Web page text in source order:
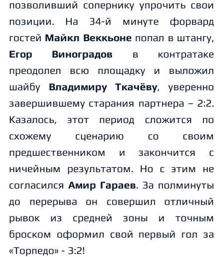
позволивший сопернику упрочить свои
позиции. На 34-й минуте форвард
гостей Майкл Веккьоне попал в штангу,
Егор Виноградов в контратаке
преодолел всю площадку и выложил
шайбу Владимиру Ткачёву, уверенно
завершившему старания партнера – 2:2.
Казалось, этот период сложится по
схожему сценарию со своим
предшественником и закончится с
ничейным результатом. Но с этим не
согласился Амир Гараев. За полминуты
до перерыва он совершил отличный
рывок из средней зоны и точным
броском оформил свой первый гол за
«Торпедо» - 3:2!